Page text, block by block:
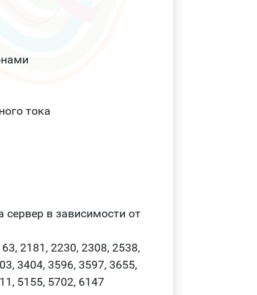
тока
сервер в зависимости от
2181, 2230, 2308, 2538,
3404, 3596, 3597, 3655,
5155, 5702, 6147